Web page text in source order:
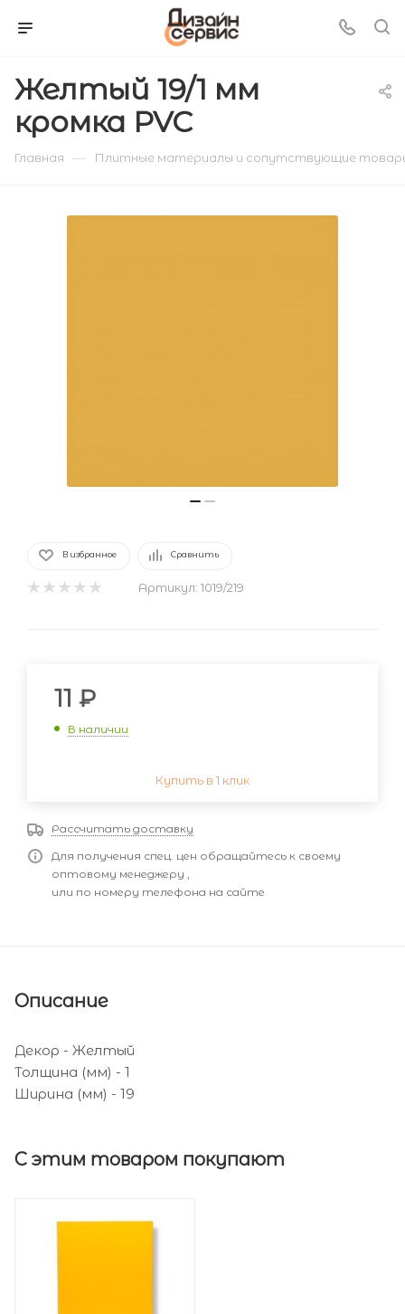
Желтый 19/1 мм
кромка PVC
Главная — Плитные материалы и сопутствующие
В избранное Сравнить
Артикул: 1019/219
11 ₽
В наличии
Купить в 1 клик
Рассчитать доставку
Для получения спец. цен обращайтесь к своему
оптовому менеджеру ,
или по номеру телефона на сайте
Описание
Декор - Желтый
Толщина (мм) - 1
Ширина (мм) - 19
С этим товаром покупают